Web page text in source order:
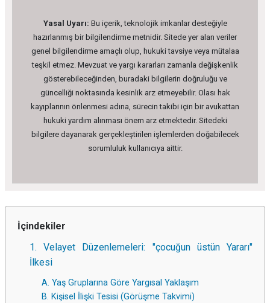
Yasal Uyarı: Bu içerik, teknolojik imkanlar desteğiyle
hazırlanmış bir bilgilendirme metnidir. Sitede yer alan veriler
genel bilgilendirme amaçlı olup, hukuki tavsiye veya mütalaa
teşkil etmez. Mevzuat ve yargı kararları zamanla değişkenlik
gösterebileceğinden, buradaki bilgilerin doğruluğu ve
güncelliği noktasında kesinlik arz etmeyebilir. Olası hak
kayıplarının önlenmesi adına, sürecin takibi için bir avukattan
hukuki yardım alınması önem arz etmektedir. Sitedeki
bilgilere dayanarak gerçekleştirilen işlemlerden doğabilecek
sorumluluk kullanıcıya aittir.
İçindekiler
1. Velayet Düzenlemeleri: "çocuğun üstün Yararı"
İlkesi
A. Yaş Gruplarına Göre Yargısal Yaklaşım
B. Kişisel İlişki Tesisi (Görüşme Takvimi)